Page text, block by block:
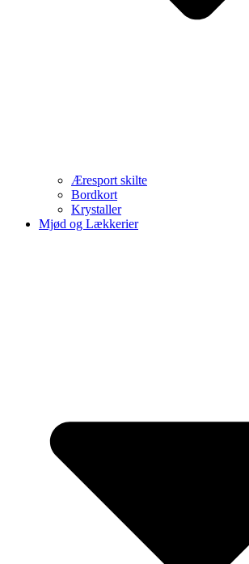
Æresport skilte
Bordkort
Krystaller
Mjød og Lækkerier